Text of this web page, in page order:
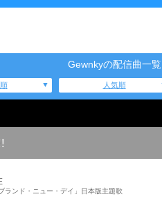
Gewnkyの配信曲一覧
人気順
ランド・ニュー・デイ」日本版主題歌